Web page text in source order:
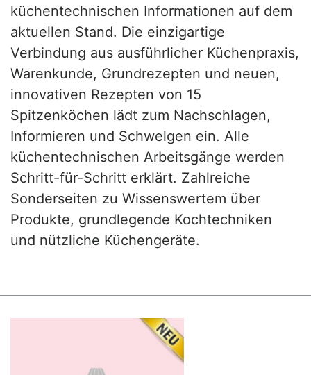
küchentechnischen Informationen auf dem
aktuellen Stand. Die einzigartige
Verbindung aus ausführlicher Küchenpraxis,
Warenkunde, Grundrezepten und neuen,
innovativen Rezepten von 15
Spitzenköchen lädt zum Nachschlagen,
Informieren und Schwelgen ein. Alle
küchentechnischen Arbeitsgänge werden
Schritt-für-Schritt erklärt. Zahlreiche
Sonderseiten zu Wissenswertem über
Produkte, grundlegende Kochtechniken
und nützliche Küchengeräte.